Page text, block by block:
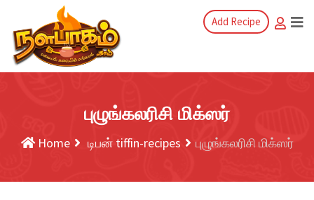
Add Recipe
புழுங்கலரிசி மிக்ஸர்
Home டிபன் tiffin-recipes புழுங்கலரிசி மிக்ஸர்